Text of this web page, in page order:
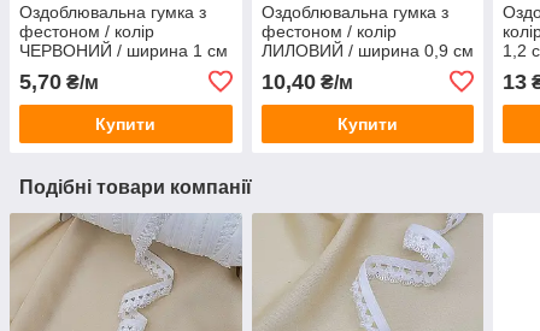
Оздоблювальна гумка з
фестоном / колір
ЧЕРВОНИЙ / ширина 1 см
/ замовлення від 1 метра
5,70 ₴/м
Купити
Оздоблювальна гумка з
фестоном / колір
ЛИЛОВИЙ / ширина 0,9 см
/ замовлення від 1 метра
10,40₴/м
Купити
1,2
13
Подібні товари компанії